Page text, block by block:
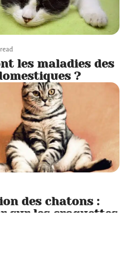
les maladies des
?
des chatons :
sur les croquettes